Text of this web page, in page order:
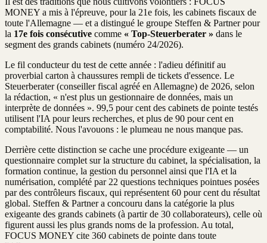
MONEY a mis à l'épreuve, pour la 21e fois, les cabinets fiscaux de
toute l'Allemagne — et a distingué le groupe Steffen & Partner pour
la 17e fois consécutive comme « Top-Steuerberater » dans le
segment des grands cabinets (numéro 24/2026).
Le fil conducteur du test de cette année : l'adieu définitif au
proverbial carton à chaussures rempli de tickets d'essence. Le
Steuerberater (conseiller fiscal agréé en Allemagne) de 2026, selon
la rédaction, « n'est plus un gestionnaire de données, mais un
interprète de données ». 99,5 pour cent des cabinets de pointe testés
utilisent l'IA pour leurs recherches, et plus de 90 pour cent en
comptabilité. Nous l'avouons : le plumeau ne nous manque pas.
Derrière cette distinction se cache une procédure exigeante — un
questionnaire complet sur la structure du cabinet, la spécialisation, la
formation continue, la gestion du personnel ainsi que l'IA et la
numérisation, complété par 22 questions techniques pointues posées
par des contrôleurs fiscaux, qui représentent 60 pour cent du résultat
global. Steffen & Partner a concouru dans la catégorie la plus
exigeante des grands cabinets (à partir de 30 collaborateurs), celle où
figurent aussi les plus grands noms de la profession. Au total,
FOCUS MONEY cite 360 cabinets de pointe dans toute